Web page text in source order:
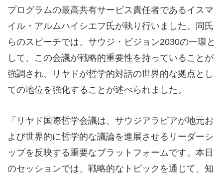
プログラムの最高共有サービス責任者であるイスマ
イル・アルムハイシエフ氏が執り行いました。同氏
らのスピーチでは、サウジ・ビジョン2030の一環と
して、この会議が戦略的重要性を持っていることが
強調され、リヤドが哲学的対話の世界的な拠点とし
ての地位を強化することが述べられました。
「リヤド国際哲学会議は、サウジアラビアが地元お
よび世界的に哲学的な議論を進展させるリーダーシ
ップを反映する重要なプラットフォームです。本日
のセッションでは、戦略的なトピックを通じて、知